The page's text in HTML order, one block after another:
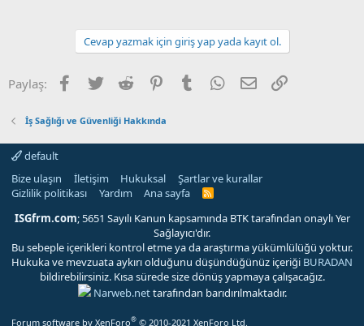
Cevap yazmak için giriş yap yada kayıt ol.
Paylaş: Facebook
Twitter Reddit PinterestTumblr WhatsApp
E-posta
İş Sağlığı ve Güvenliği Hakkında
default
Bize ulaşın
İletişim Hukuksal
Şartlar ve kurallar
Gizlilik politikası
Yardım Ana sayfa
R
S
ISGfrm.com; 5651 Sayılı Kanun kapsamında BTK tarafından onaylı Yer
Sağlayıcı'dır.
Bu sebeple içerikleri kontrol etme ya da araştırma yükümlülüğü yoktur.
Hukuka ve mevzuata aykırı olduğunu düşündüğünüz içeriği BURADAN
bildirebilirsiniz. Kısa sürede size dönüş yapmaya çalışacağız.
Narweb.nettarafından barıdırılmaktadır.
Forum software by XenForo® © 2010-2021 XenForo Ltd.